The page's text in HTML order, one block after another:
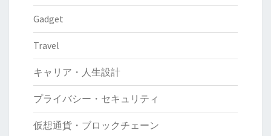
Gadget
Travel
キャリア・人生設計
プライバシー・セキュリティ
仮想通貨・ブロックチェーン